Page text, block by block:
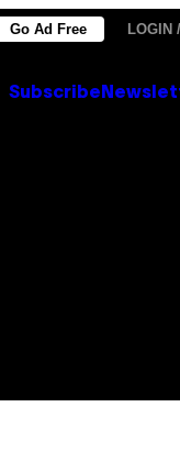
Go Ad Free LOGIN
Subscribe